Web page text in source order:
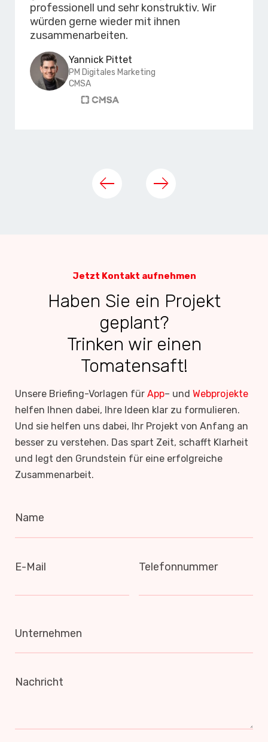
professionell und sehr konstruktiv. Wir
würden gerne wieder mit ihnen
zusammenarbeiten.
Yannick Pittet
PM Digitales Marketing
CMSA
Jetzt Kontakt aufnehmen
Haben Sie ein Projekt
geplant?
Trinken wir einen
Tomatensaft!
Unsere Briefing-Vorlagen für App– und Webprojekte
helfen Ihnen dabei, Ihre Ideen klar zu formulieren.
Und sie helfen uns dabei, Ihr Projekt von Anfang an
besser zu verstehen. Das spart Zeit, schafft Klarheit
und legt den Grundstein für eine erfolgreiche
Zusammenarbeit.
Name
E-Mail Telefonnummer
Unternehmen
Nachricht